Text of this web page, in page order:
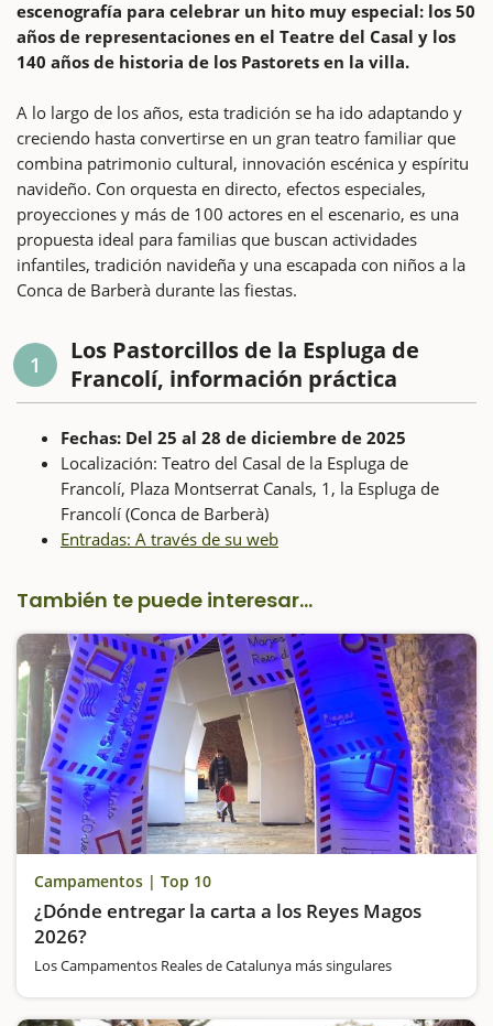
escenografía para celebrar un hito muy especial: los 50
años de representaciones en el Teatre del Casal y los
140 años de historia de los Pastorets en la villa.
A lo largo de los años, esta tradición se ha ido adaptando y
creciendo hasta convertirse en un gran teatro familiar que
combina patrimonio cultural, innovación escénica y espíritu
navideño. Con orquesta en directo, efectos especiales,
proyecciones y más de 100 actores en el escenario, es una
propuesta ideal para familias que buscan actividades
infantiles, tradición navideña y una escapada con niños a la
Conca de Barberà durante las fiestas.
1
Los Pastorcillos de la Espluga de
Francolí, información práctica
Fechas: Del 25 al 28 de diciembre de 2025
Localización: Teatro del Casal de la Espluga de
Francolí, Plaza Montserrat Canals, 1, la Espluga de
Francolí (Conca de Barberà)
Entradas: A través de su web
También te puede interesar...
Campamentos | Top 10
¿Dónde entregar la carta a los Reyes Magos
2026?
Los Campamentos Reales de Catalunya más singulares